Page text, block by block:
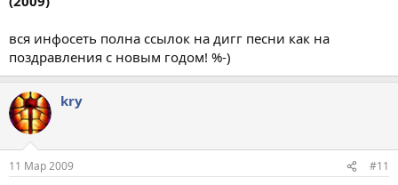
вся инфосеть полна ссылок на дигг песни как на
поздравления с новым годом! %-)
kry
11 Мар 2009 #11